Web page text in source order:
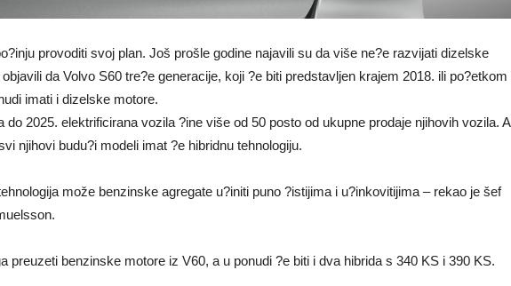
provoditi svoj plan. Još prošle godine najavili su da više ne?e razvijati dizelske
da Volvo S60 tre?e generacije, koji ?e biti predstavljen krajem 2018. ili po?etkom
imati i dizelske motore.
do 2025. elektrificirana vozila ?ine više od 50 posto od ukupne prodaje njihovih vozila. A
njihovi budu?i modeli imat ?e hibridnu tehnologiju.
može benzinske agregate u?initi puno ?istijima i u?inkovitijima – rekao je šef
preuzeti benzinske motore iz V60, a u ponudi ?e biti i dva hibrida s 340 KS i 390 KS.